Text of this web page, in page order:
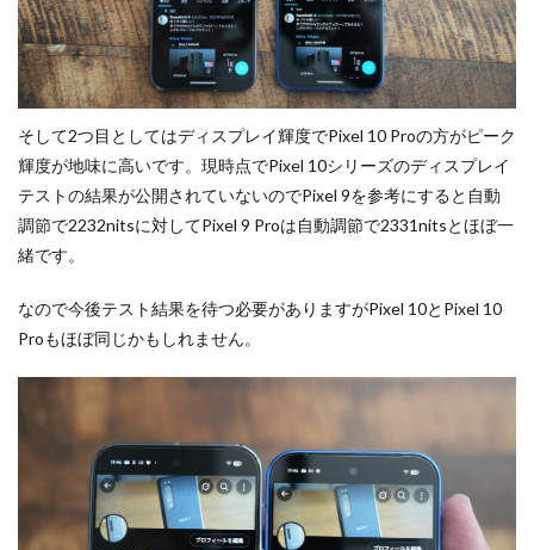
そして2つ目としてはディスプレイ輝度でPixel 10 Proの方がピーク
輝度が地味に高いです。現時点でPixel 10シリーズのディスプレイ
テストの結果が公開されていないのでPixel 9を参考にすると自動
調節で2232nitsに対してPixel 9 Proは自動調節で2331nitsとほぼ一
緒です。
なので今後テスト結果を待つ必要がありますがPixel 10とPixel 10
Proもほぼ同じかもしれません。